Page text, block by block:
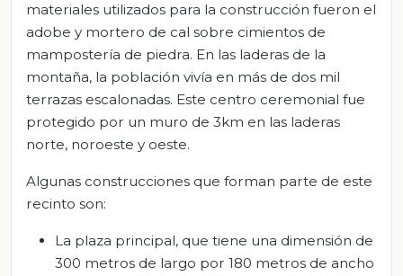
materiales utilizados para la construcción fueron el
adobe y mortero de cal sobre cimientos de
mampostería de piedra. En las laderas de la
montaña, la población vivía en más de dos mil
terrazas escalonadas. Este centro ceremonial fue
protegido por un muro de 3km en las laderas
norte, noroeste y oeste.
Algunas construcciones que forman parte de este
recinto son:
La plaza principal, que tiene una dimensión de
300 metros de largo por 180 metros de ancho